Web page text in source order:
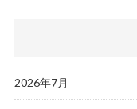
2026年7月